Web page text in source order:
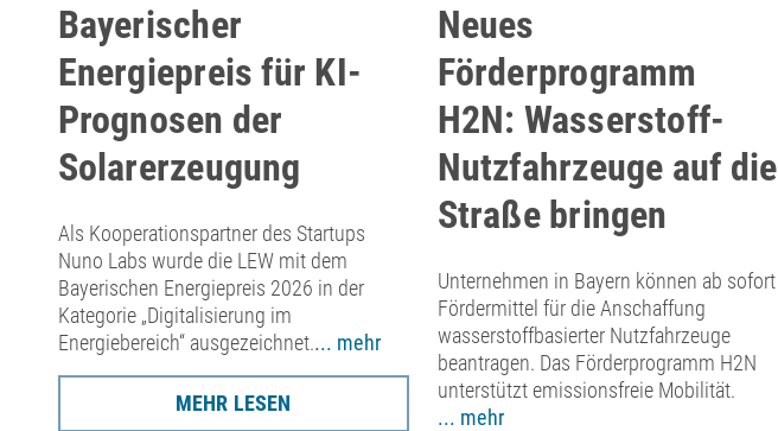
Bayerischer
Energiepreis für KI-
Prognosen der
Solarerzeugung
Als Kooperationspartner des Startups
Nuno Labs wurde die LEW mit dem
Bayerischen Energiepreis 2026 in der
Kategorie „Digitalisierung im
Energiebereich“ ausgezeichnet.... mehr
MEHR LESEN
Neues
Förderprogramm
H2N: Wasserstoff-
Nutzfahrzeuge auf die
Straße bringen
Unternehmen in Bayern können ab sofort
Fördermittel für die Anschaffung
wasserstoffbasierter Nutzfahrzeuge
beantragen. Das Förderprogramm H2N
unterstützt emissionsfreie Mobilität.
... mehr